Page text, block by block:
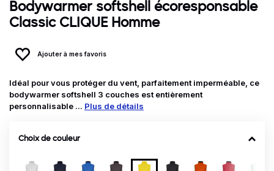
Bodywarmer softshell écoresponsable
Classic CLIQUE Homme
Ajouter à mes favoris
Idéal pour vous protéger du vent, parfaitement imperméable, ce
bodywarmer softshell 3 couches est entièrement
personnalisable ... Plus de détails
Choix de couleur